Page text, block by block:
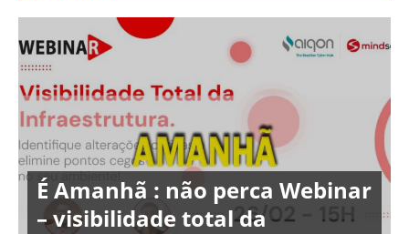
É Amanhã : não perca Webinar
– visibilidade total da